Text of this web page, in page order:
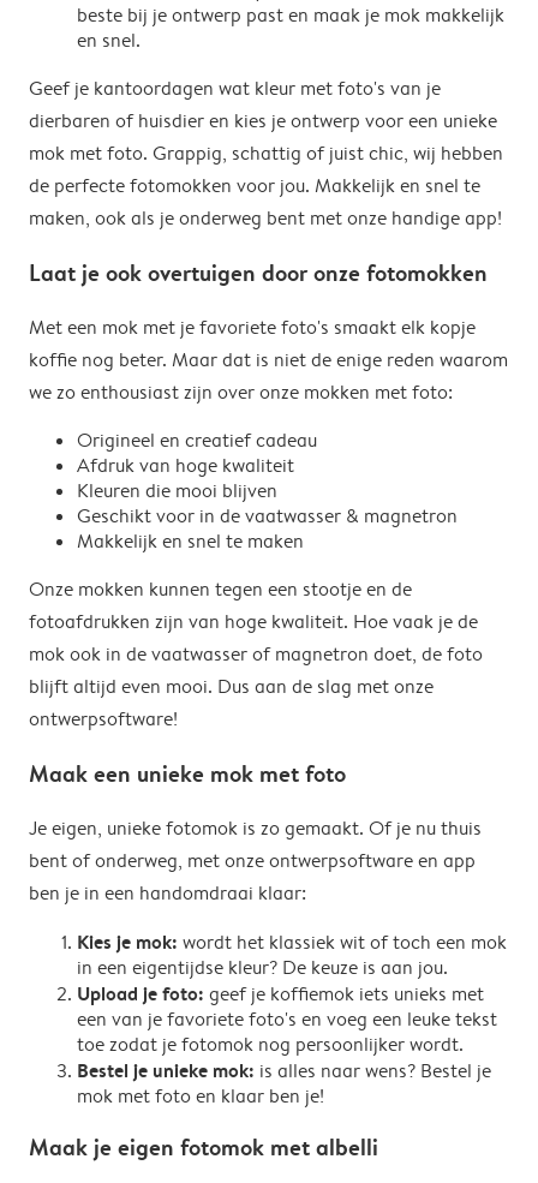
beste bij je ontwerp past en maak je mok makkelijk
en snel.
Geef je kantoordagen wat kleur met foto's van je
dierbaren of huisdier en kies je ontwerp voor een unieke
mok met foto. Grappig, schattig of juist chic, wij hebben
de perfecte fotomokken voor jou. Makkelijk en snel te
maken, ook als je onderweg bent met onze handige app!
Laat je ook overtuigen door onze fotomokken
Met een mok met je favoriete foto's smaakt elk kopje
koffie nog beter. Maar dat is niet de enige reden waarom
we zo enthousiast zijn over onze mokken met foto:
Origineel en creatief cadeau
Afdruk van hoge kwaliteit
Kleuren die mooi blijven
Geschikt voor in de vaatwasser & magnetron
Makkelijk en snel te maken
Onze mokken kunnen tegen een stootje en de
fotoafdrukken zijn van hoge kwaliteit. Hoe vaak je de
mok ook in de vaatwasser of magnetron doet, de foto
blijft altijd even mooi. Dus aan de slag met onze
ontwerpsoftware!
Maak een unieke mok met foto
Je eigen, unieke fotomok is zo gemaakt. Of je nu thuis
bent of onderweg, met onze ontwerpsoftware en app
ben je in een handomdraai klaar:
Kies je mok: wordt het klassiek wit of toch een mok
in een eigentijdse kleur? De keuze is aan jou.
Upload je foto: geef je koffiemok iets unieks met
een van je favoriete foto's en voeg een leuke tekst
toe zodat je fotomok nog persoonlijker wordt.
Bestel je unieke mok: is alles naar wens? Bestel je
mok met foto en klaar ben je!
Maak je eigen fotomok met albelli